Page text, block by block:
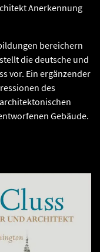
Anerkennung
bereichern
die deutsche und
vor. Ein ergänzender
des
Gebäude.